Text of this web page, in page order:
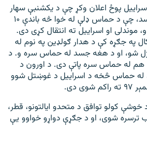
پوځ اعلان وکړ چې د یکشنبې سهار
یې د شاؤل اورون جسد، چې د حماس ډلې له خوا څه باندې ۱۰
موندلی او اسراییل ته انتقال کړی دی.
اورون د ۲۰۱۴ کال په جګړه کې د هدار ګولډین په نوم له
شو، او د هغه جسد له حماس سره و. د
هم له حماس سره پاتې دی. د اورون د
له حماس څخه د اسراییل د غوښتل شوو
دی.
خوشې کولو توافق د متحدو ایالتونو، قطر،
ترسره شوی، او د جګړې دواړو خواوو یې